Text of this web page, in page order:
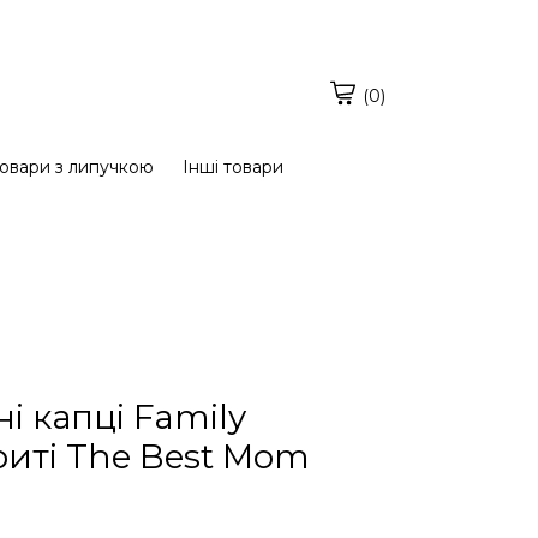
(0)
з липучкою Інші товари
капці Family
The Best Mom